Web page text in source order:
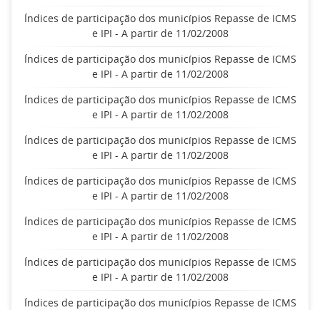
Índices de participação dos municípios Repasse de ICMS
e IPI - A partir de 11/02/2008
Índices de participação dos municípios Repasse de ICMS
e IPI - A partir de 11/02/2008
Índices de participação dos municípios Repasse de ICMS
e IPI - A partir de 11/02/2008
Índices de participação dos municípios Repasse de ICMS
e IPI - A partir de 11/02/2008
Índices de participação dos municípios Repasse de ICMS
e IPI - A partir de 11/02/2008
Índices de participação dos municípios Repasse de ICMS
e IPI - A partir de 11/02/2008
Índices de participação dos municípios Repasse de ICMS
e IPI - A partir de 11/02/2008
Índices de participação dos municípios Repasse de ICMS